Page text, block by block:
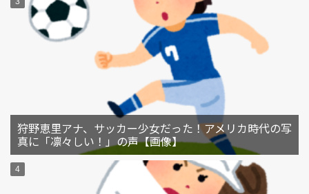
狩野恵里アナ、サッカー少女だった！アメリカ時代の写
真に「凛々しい！」の声【画像】